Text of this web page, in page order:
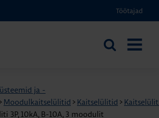
Töötajad
Otsi
ja -
> Moodulkaitselülitid > Kaitselülitid >
3P, 10kA, B-10A, 3 moodulit